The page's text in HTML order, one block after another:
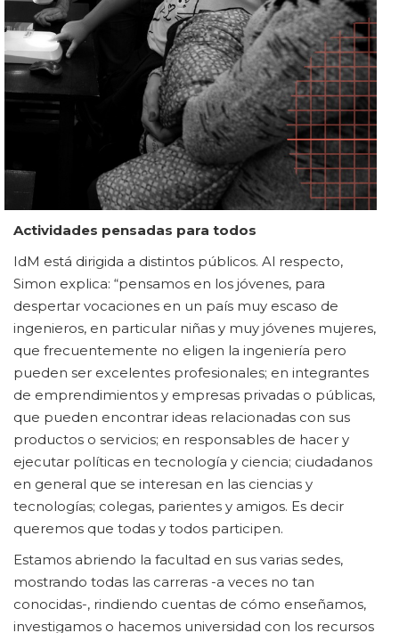
Actividades pensadas para todos
IdM está dirigida a distintos públicos. Al respecto,
Simon explica: “pensamos en los jóvenes, para
despertar vocaciones en un país muy escaso de
ingenieros, en particular niñas y muy jóvenes mujeres,
que frecuentemente no eligen la ingeniería pero
pueden ser excelentes profesionales; en integrantes
de emprendimientos y empresas privadas o públicas,
que pueden encontrar ideas relacionadas con sus
productos o servicios; en responsables de hacer y
ejecutar políticas en tecnología y ciencia; ciudadanos
en general que se interesan en las ciencias y
tecnologías; colegas, parientes y amigos. Es decir
queremos que todas y todos participen.
Estamos abriendo la facultad en sus varias sedes,
mostrando todas las carreras -a veces no tan
conocidas-, rindiendo cuentas de cómo enseñamos,
investigamos o hacemos universidad con los recursos